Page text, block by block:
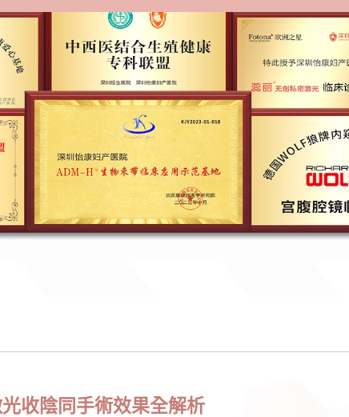
收陰同手術效果全解析